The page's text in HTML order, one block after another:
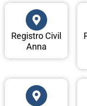
Registro Civil
Anna